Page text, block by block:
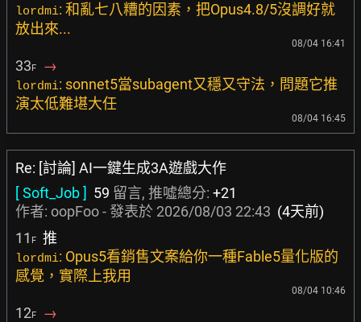
lordmi: 和亂七八糟的因素，把Opus4.8/5沒調好就
放出來...
08/04 16:41
33F →
lordmi: sonnet5當subagent又穩又守法，問題它推
演太低難堪大任
08/04 16:45
Re: [討論] AI一鍵生成3A遊戲大作
[ Soft_Job ] 59 留言, 推噓總分: +21
作者: oopFoo- 發表於 2026/08/03 22:43 (4天前)
11 F 推
lordmi: Opus5看銷售文案給你一種Fable5量化版的
感覺，實際上我用
08/04 10:46
12F →